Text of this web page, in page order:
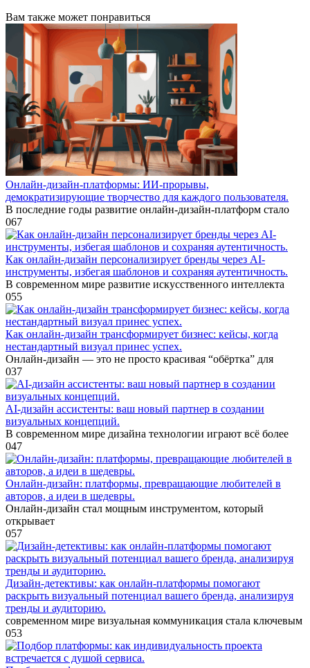
Вам также может понравиться
Онлайн-дизайн-платформы: ИИ-прорывы,
демократизирующие творчество для каждого пользователя.
В последние годы развитие онлайн-дизайн-платформ стало
067
Как онлайн-дизайн персонализирует бренды через AI-
инструменты, избегая шаблонов и сохраняя аутентичность.
В современном мире развитие искусственного интеллекта
055
Как онлайн-дизайн трансформирует бизнес: кейсы, когда
нестандартный визуал принес успех.
Онлайн-дизайн — это не просто красивая “обёртка” для
037
AI-дизайн ассистенты: ваш новый партнер в создании
визуальных концепций.
В современном мире дизайна технологии играют всё более
047
Онлайн-дизайн: платформы, превращающие любителей в
авторов, а идеи в шедевры.
Онлайн-дизайн стал мощным инструментом, который
открывает
057
Дизайн-детективы: как онлайн-платформы помогают
раскрыть визуальный потенциал вашего бренда, анализируя
тренды и аудиторию.
современном мире визуальная коммуникация стала ключевым
053